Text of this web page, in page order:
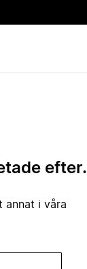
efter.
annat i våra